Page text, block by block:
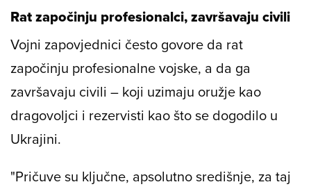
Rat započinju profesionalci, završavaju civili
Vojni zapovjednici često govore da rat
započinju profesionalne vojske, a da ga
završavaju civili – koji uzimaju oružje kao
dragovoljci i rezervisti kao što se dogodilo u
Ukrajini.
"Pričuve su ključne, apsolutno središnje, za taj